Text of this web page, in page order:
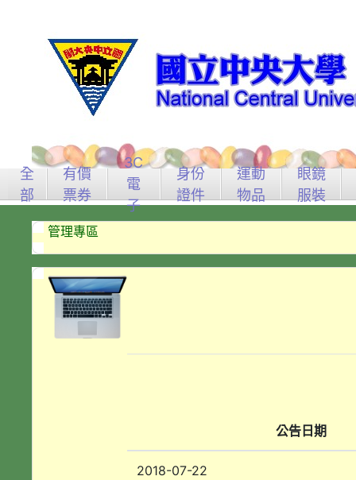
全
部
有價
票券
3C
電
子
身份
證件
運動
物品
眼鏡
服裝
管理專區
公告日期
2018-07-22